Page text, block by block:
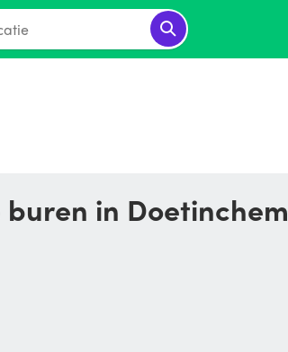
buren in Doetinchem